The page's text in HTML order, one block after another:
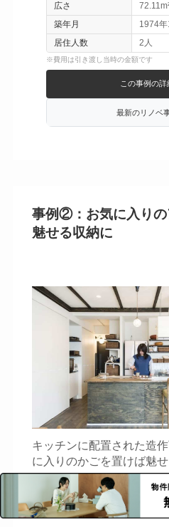
広さ
築年月
1974年
居住人数
2人
※費用は引き渡し当時の金額です
この事例の詳
最新のリノベ
事例②：お気に入りの
魅せる収納に
キッチンに配置された造
に入りのかごを置けば魅せ